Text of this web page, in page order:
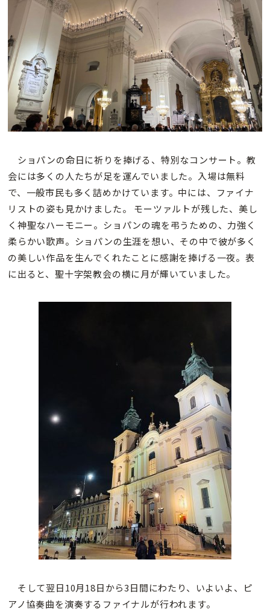
ショパンの命日に祈りを捧げる、特別なコンサート。教
会には多くの人たちが足を運んでいました。入場は無料
で、一般市民も多く詰めかけています。中には、ファイナ
リストの姿も見かけました。 モーツァルトが残した、美し
く神聖なハーモニー。ショパンの魂を弔うための、力強く
柔らかい歌声。ショパンの生涯を想い、その中で彼が多く
の美しい作品を生んでくれたことに感謝を捧げる一夜。表
に出ると、聖十字架教会の横に月が輝いていました。
そして翌日10月18日から3日間にわたり、いよいよ、ピ
アノ協奏曲を演奏するファイナルが行われます。